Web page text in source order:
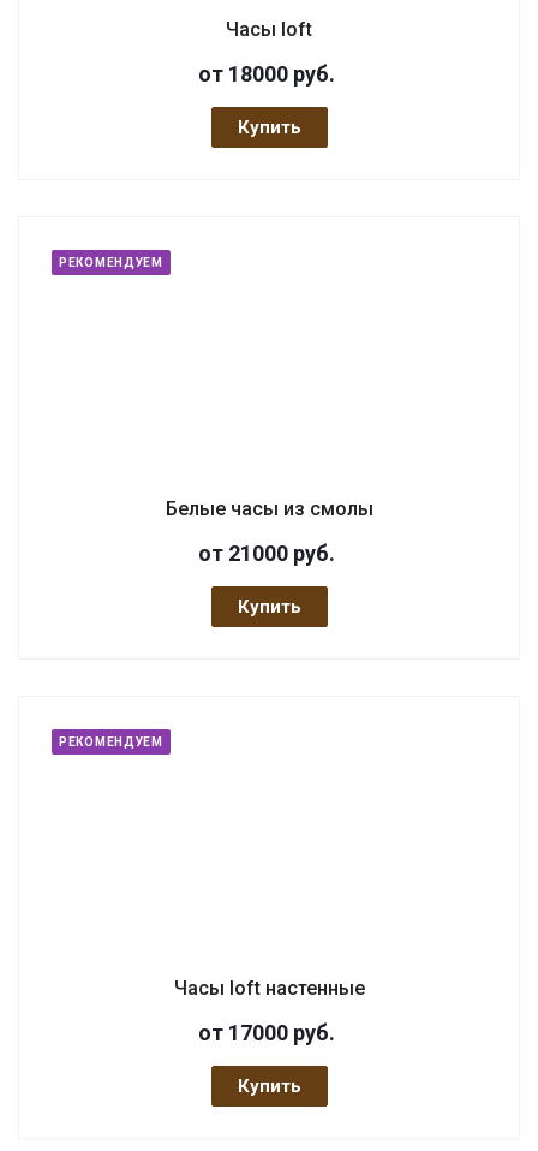
Часы loft
от 18000 руб.
Купить
РЕКОМЕНДУЕМ
Белые часы из смолы
от 21000 руб.
Купить
РЕКОМЕНДУЕМ
Часы loft настенные
от 17000 руб.
Купить